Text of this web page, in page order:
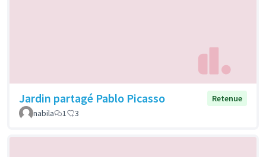
Jardin partagé Pablo Picasso
Retenue
nabila
1 3